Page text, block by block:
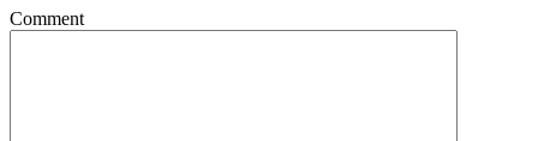
Comment